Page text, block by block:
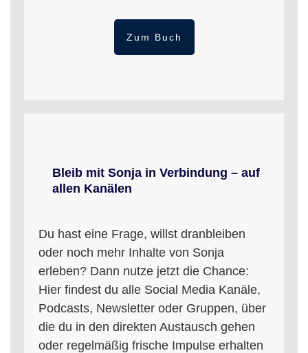
Zum Buch
Bleib mit Sonja in Verbindung – auf
allen Kanälen
Du hast eine Frage, willst dranbleiben
oder noch mehr Inhalte von Sonja
erleben? Dann nutze jetzt die Chance:
Hier findest du alle Social Media Kanäle,
Podcasts, Newsletter oder Gruppen, über
die du in den direkten Austausch gehen
oder regelmäßig frische Impulse erhalten